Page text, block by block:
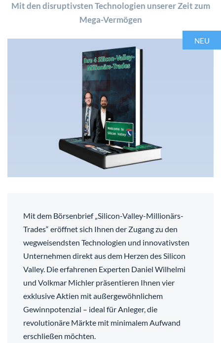
Mit den disruptivsten Technologien unserer Zeit zum
Mega-Vermögen
NEU
Mit dem Börsenbrief „Silicon-Valley-Millionärs-
Trades“ eröffnet sich Ihnen der Zugang zu den
wegweisendsten Technologien und innovativsten
Unternehmen direkt aus dem Herzen des Silicon
Valley. Die erfahrenen Experten Daniel Wilhelmi
und Volkmar Michler präsentieren Ihnen vier
exklusive Aktien mit außergewöhnlichem
Gewinnpotenzial – ideal für Anleger, die
revolutionäre Märkte mit minimalem Aufwand
erschließen möchten.